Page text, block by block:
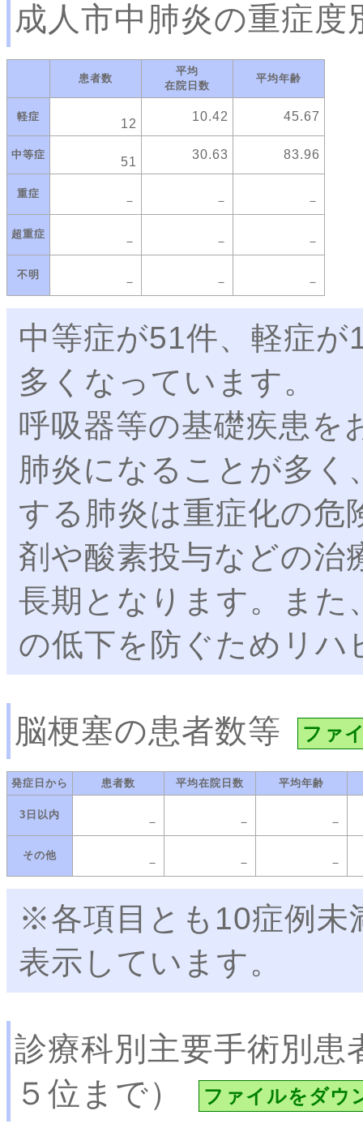
成人市中肺炎の重症度
患者数
平均
在院日数
平均年齢
軽症
12
10.42 45.67
中等症
51
30.63 83.96
重症
－ － －
超重症
－ － －
不明
－ － －
中等症が51件、軽症
多くなっています。
呼吸器等の基礎疾患を
肺炎になることが多く
する肺炎は重症化の危
剤や酸素投与などの治
長期となります。また
の低下を防ぐためリ
脳梗塞の患者数等 ファ
発症日から 患者数 平均在院日数 平均年齢
3日以内
－ － －
その他
－ － －
※各項目とも10症例未
表示しています。
診療科別主要手術別患
５位まで）
ファイルをダウ